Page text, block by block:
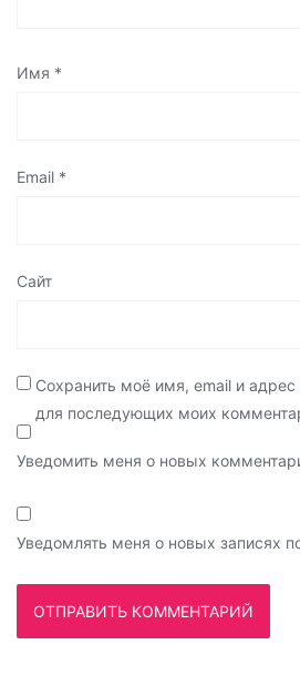
Имя *
Email *
Сайт
Сохранить моё имя, email и адрес
для последующих моих
Уведомить меня о новых
Уведомлять меня о новых записях